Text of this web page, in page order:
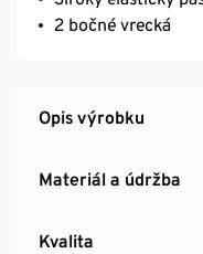
2 bočné vrecká
Opis výrobku
Materiál a údržba
Kvalita